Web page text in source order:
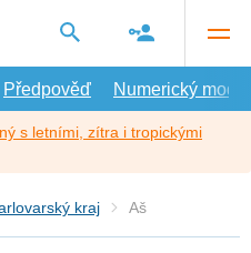
Předpověď Numerický model
s letními, zítra i tropickými
kraj Aš